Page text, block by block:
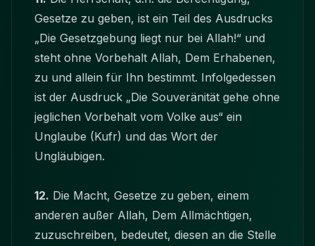
Gesetze zu geben, ist ein Teil des Ausdrucks
„Die Gesetzgebung liegt nur bei Allah!“ und
steht ohne Vorbehalt Allah, Dem Erhabenen,
zu und allein für Ihn bestimmt. Infolgedessen
ist der Ausdruck „Die Souveränität gehe ohne
jeglichen Vorbehalt vom Volke aus“ ein
Unglaube (Kufr) und das Wort der
Ungläubigen.
12. Die Macht, Gesetze zu geben, einem
anderen außer Allah, Dem Allmächtigen,
zuzuschreiben, bedeutet, diesen an die Stelle